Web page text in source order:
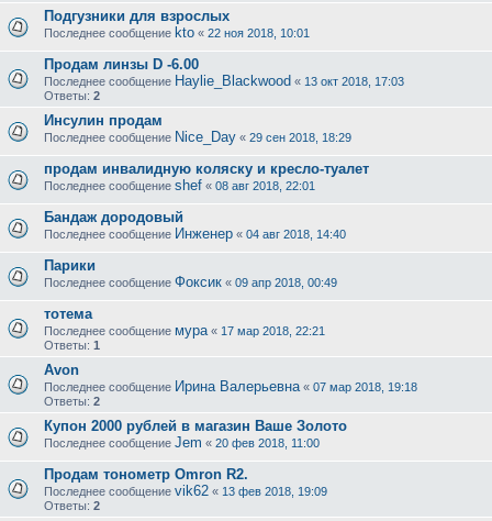
Подгузники для взрослых
Последнее сообщение kto « 22 ноя 2018, 10:01
Продам линзы D -6.00
Последнее сообщение Haylie_Blackwood « 13 окт 2018, 17:03
Ответы: 2
Инсулин продам
Последнее сообщение Nice_Day « 29 сен 2018, 18:29
продам инвалидную коляску и кресло-туалет
Последнее сообщение shef « 08 авг 2018, 22:01
Бандаж дородовый
Последнее сообщение Инженер « 04 авг 2018, 14:40
Парики
Последнее сообщение Фоксик « 09 апр 2018, 00:49
тотема
Последнее сообщение мура « 17 мар 2018, 22:21
Ответы: 1
Avon
Последнее сообщение Ирина Валерьевна « 07 мар 2018, 19:18
Ответы: 2
Купон 2000 рублей в магазин Ваше Золото
Последнее сообщение Jem « 20 фев 2018, 11:00
Продам тонометр Omron R2.
Последнее сообщение vik62 « 13 фев 2018, 19:09
Ответы: 2